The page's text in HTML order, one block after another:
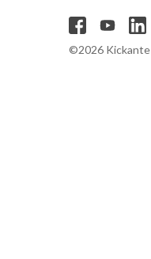
©2026 Kickante